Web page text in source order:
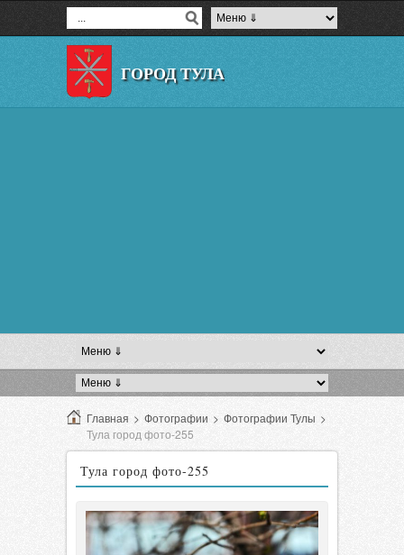
ГОРОД ТУЛА
Главная > Фотографии > Фотографии Тулы >
Тула город фото-255
Тула город фото-255